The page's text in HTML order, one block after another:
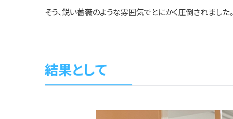
そう、鋭い薔薇のような雰囲気でとにかく圧倒されました。
結果として